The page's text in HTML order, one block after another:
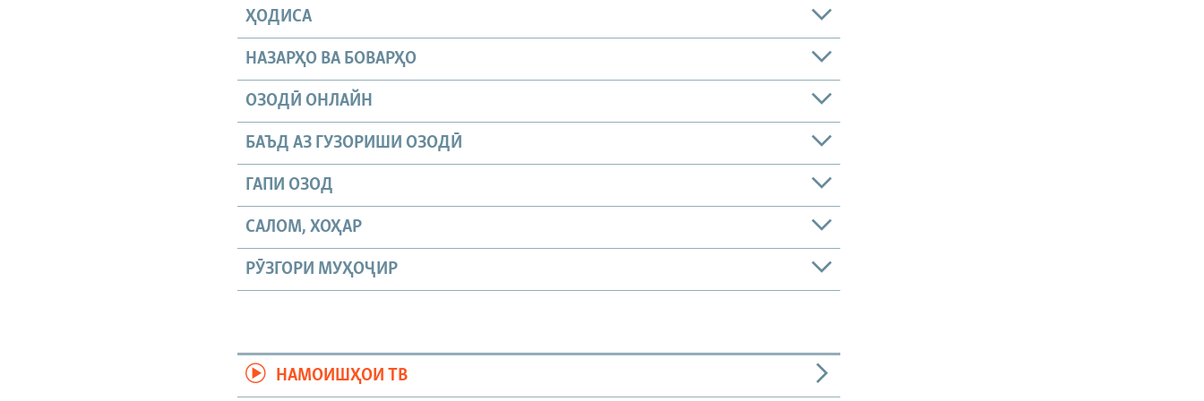
ҲОДИСА
НАЗАРҲО ВА БОВАРҲО
ОЗОДӢ ОНЛАЙН
БАЪД АЗ ГУЗОРИШИ ОЗОДӢ
ГАПИ ОЗОД
САЛОМ, ХОҲАР
РӮЗГОРИ МУҲОҶИР
НАМОИШҲОИ ТВ